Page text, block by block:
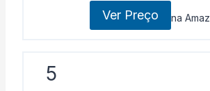
Ver Preço na
5